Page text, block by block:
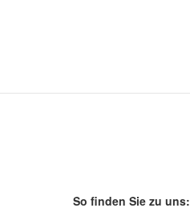
So finden Sie zu uns: